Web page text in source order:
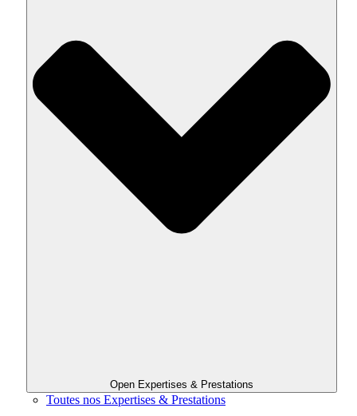
Open Expertises & Prestations
Toutes nos Expertises & Prestations